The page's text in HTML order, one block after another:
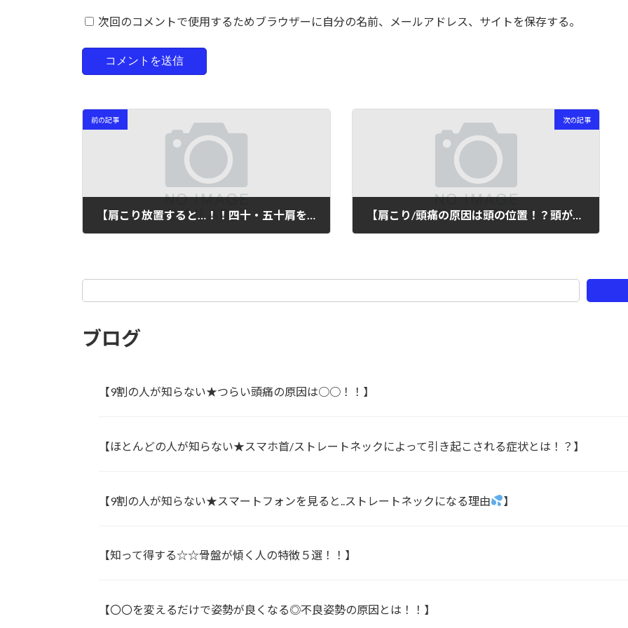
次回のコメントで使用するためブラウザーに自分の名前、メールアドレス、サイトを保存する。
前の記事 次の記事
【肩こり/頭痛の原因は頭の位置！？頭が飛び出るスマホ首の秘密◎】
ブログ
【9割の人が知らない★つらい頭痛の原因は○○！！】
【ほとんどの人が知らない★スマホ首/ストレートネックによって引き起こされる症状とは！？】
【9割の人が知らない★スマートフォンを見ると..ストレートネックになる理由 】
【知って得する☆☆骨盤が傾く人の特徴５選！！】
【〇〇を変えるだけで姿勢が良くなる◎不良姿勢の原因とは！！】